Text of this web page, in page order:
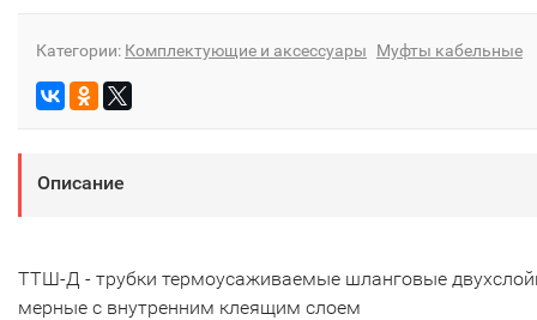
Категории: Комплектующие и аксессуары Муфты кабельные
Описание
ТТШ-Д - трубки термоусаживаемые шланговые
мерные с внутренним клеящим слоем